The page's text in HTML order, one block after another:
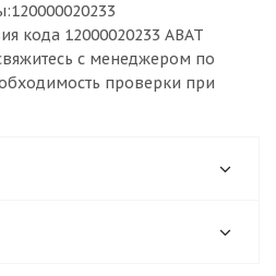
кода 12000020233 ABAT
с менеджером по
проверки при